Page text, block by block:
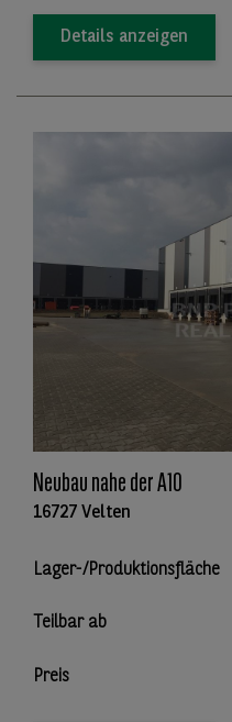
Details anzeigen
Neubau nahe der A10
16727 Velten
Lager-/Produktionsfläche
Teilbar ab
Preis